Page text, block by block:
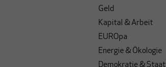
Geld
Kapital & Arbeit
EUROpa
Energie & Ökologie
Demokratie & Staat